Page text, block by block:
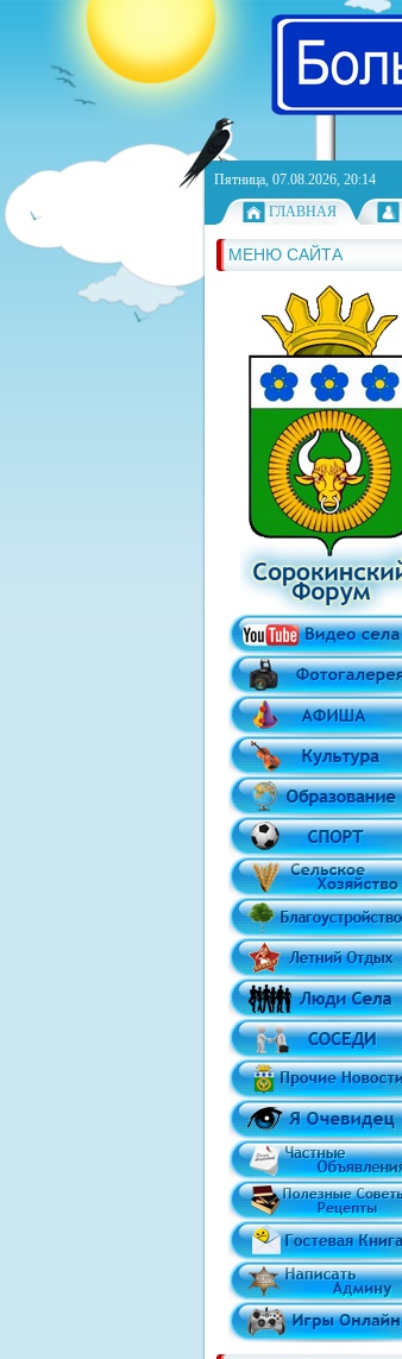
Пятница, 07.08.2026, 20:14
ГЛАВНАЯ
МЕНЮ САЙТА